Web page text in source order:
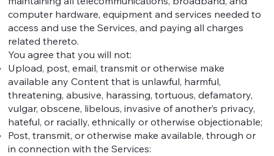
computer hardware, equipment and services needed to
access and use the Services, and paying all charges
related thereto.
You agree that you will not:
Upload, post, email, transmit or otherwise make
available any Content that is unlawful, harmful,
threatening, abusive, harassing, tortuous, defamatory,
vulgar, obscene, libelous, invasive of another’s privacy,
hateful, or racially, ethnically or otherwise objectionable;
Post, transmit, or otherwise make available, through or
in connection with the Services: